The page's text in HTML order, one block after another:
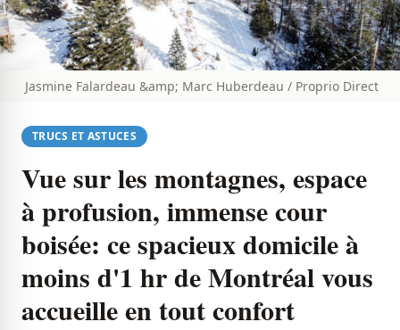
Jasmine Falardeau &amp; Marc Huberdeau / Proprio Direct
TRUCS ET ASTUCES
Vue sur les montagnes, espace
à profusion, immense cour
boisée: ce spacieux domicile à
moins d'1 hr de Montréal vous
accueille en tout confort